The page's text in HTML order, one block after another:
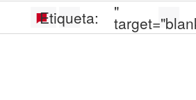
Etiqueta: "